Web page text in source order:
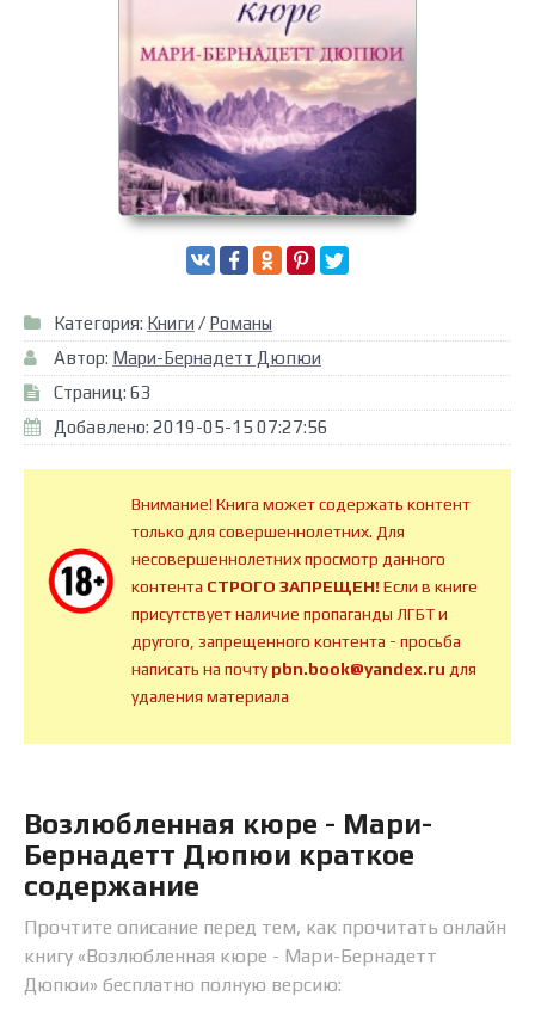
Категория: Книги / Романы
Автор: Мари-Бернадетт Дюпюи
Страниц: 63
Добавлено: 2019-05-15 07:27:56
Внимание! Книга может содержать контент
только для совершеннолетних. Для
несовершеннолетних просмотр данного
контента СТРОГО ЗАПРЕЩЕН!Если в книге
присутствует наличие пропаганды ЛГБТ и
другого, запрещенного контента - просьба
написать на почтуpbn.book@yandex.ru для
удаления материала
Возлюбленная кюре - Мари-
Бернадетт Дюпюи краткое
содержание
Прочтите описание перед тем, как прочитать онлайн
книгу «Возлюбленная кюре - Мари-Бернадетт
Дюпюи» бесплатно полную версию: